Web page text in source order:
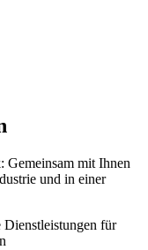
Gemeinsam mit Ihnen
und in einer
für